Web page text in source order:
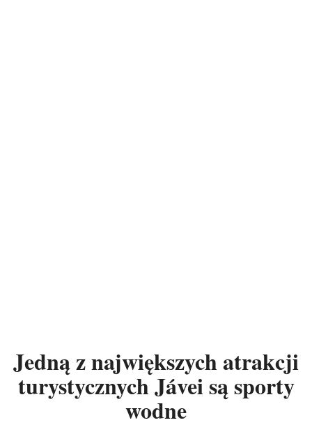
Jedną z największych atrakcji
turystycznych Jávei są sporty
wodne